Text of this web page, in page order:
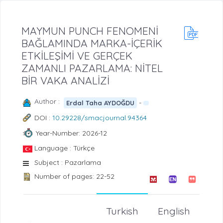
MAYMUN PUNCH FENOMENİ
BAĞLAMINDA MARKA-İÇERİK
ETKİLEŞİMİ VE GERÇEK
ZAMANLI PAZARLAMA: NİTEL
BİR VAKA ANALİZİ
Author : Erdal Taha AYDOĞDU
-
DOI : 10.29228/smacjournal.94364
Year-Number: 2026-12
Language : Türkçe
Subject : Pazarlama
Number of pages: 22-52
English
Turkish